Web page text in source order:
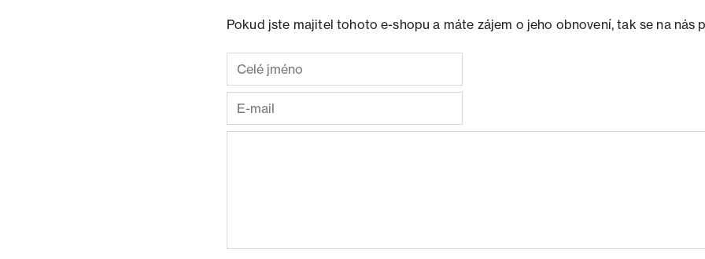
Pokud jste majitel tohoto e-shopu a máte zájem o jeho obnovení, tak se na nás